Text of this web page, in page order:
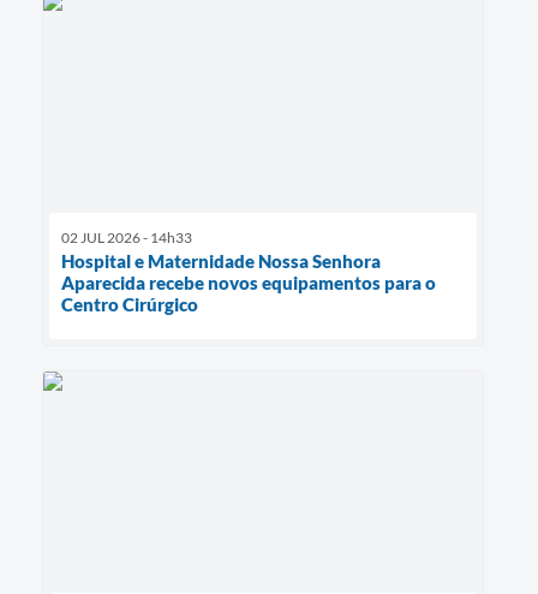
02 JUL 2026 - 14h33
Hospital e Maternidade Nossa Senhora
Aparecida recebe novos equipamentos para o
Centro Cirúrgico